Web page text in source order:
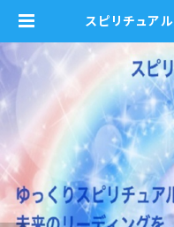
スピリチュア